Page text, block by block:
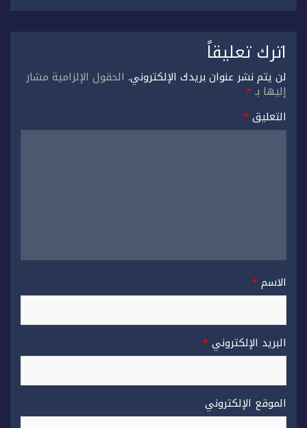
اترك تعليقاً
لن يتم نشر عنوان بريدك الإلكتروني. الحقول الإلزامية مشار
إليها بـ*
التعليق*
الاسم*
البريد الإلكتروني*
الموقع الإلكتروني